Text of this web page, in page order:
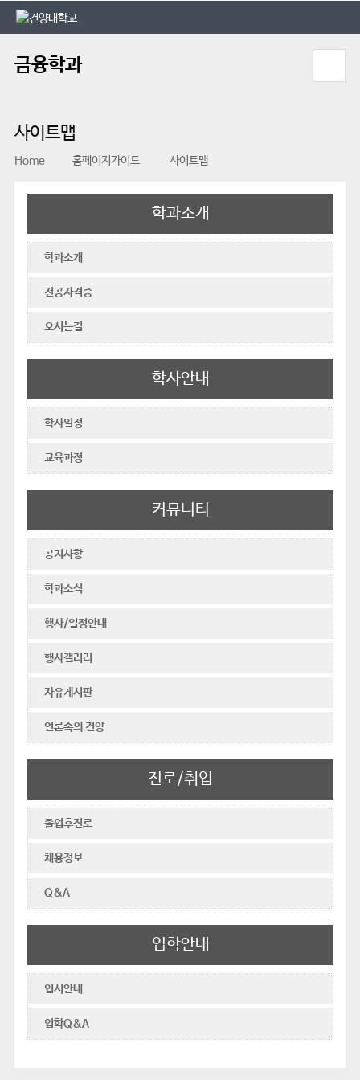
본문 바로가기
대메뉴 바로가기
금융학과
사이트맵
Home 홈페이지가이드 사이트맵
학과소개
학과소개
전공자격증
오시는길
학사안내
학사일정
교육과정
커뮤니티
공지사항
학과소식
행사/일정안내
행사갤러리
자유게시판
언론속의 건양
진로/취업
졸업후진로
채용정보
Q&A
입학안내
입시안내
입학Q&A